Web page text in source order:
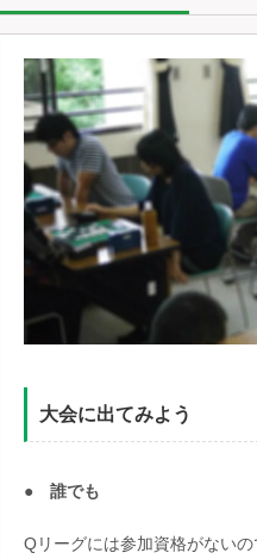
大会に出てみよう
● 誰でも
Qリーグには参加資格がない